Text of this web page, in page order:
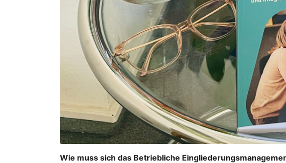
Wie muss sich das Betriebliche